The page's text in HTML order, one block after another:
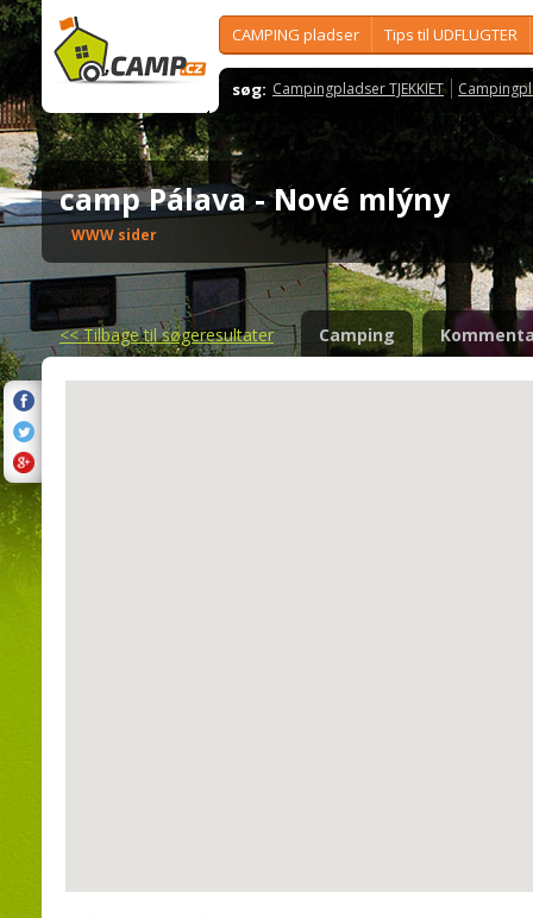
CAMPING pladser Tips til UDFLUGTER
søg: Campingpladser TJEKKIET
camp Pálava - Nové mlýny
WWW sider
<<Tilbage til søgeresultater Camping